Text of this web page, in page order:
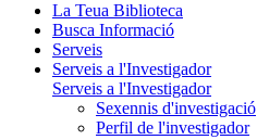
La Teua Biblioteca
Busca Informació
Serveis
Serveis a l'Investigador
Serveis a l'Investigador
Sexennis d'investigació
Perfil de l'investigador